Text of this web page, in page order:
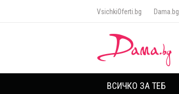
VsichkiOferti.bg Dama.bg
ВСИЧКО ЗА ТЕБ